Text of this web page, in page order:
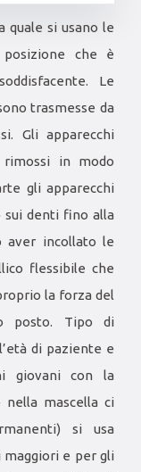
quale si usano le
che è
Le
trasmesse da
Gli apparecchi
in modo
gli apparecchi
denti fino alla
aver incollato le
flessibile che
la forza del
posto. Tipo di
di paziente e
giovani con la
nella mascella ci
si usa
maggiori e per gli